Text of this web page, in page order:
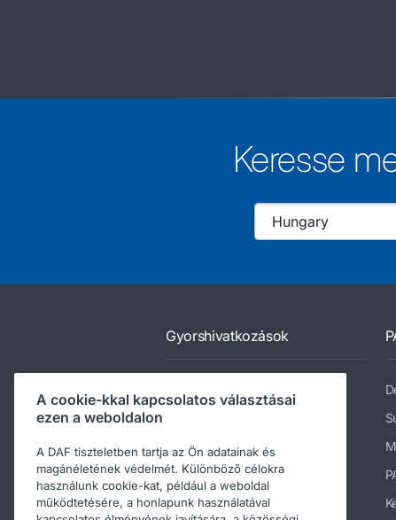
Keresse
Gyorshivatkozások
Szolgáltatások
Hírek és Média
Munkalehetőség a DAF-nál
A cookie-kkal kapcsolatos választásai
ezen a weboldalon
A DAF tiszteletben tartja az Ön adatainak és
magánéletének védelmét. Különböző célokra
használunk cookie-kat, például a weboldal
működtetésére, a honlapunk használatával